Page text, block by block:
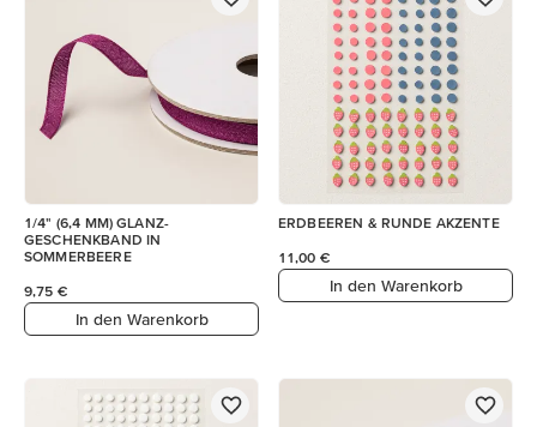
1/4" (6,4 MM) GLANZ-
GESCHENKBAND IN
SOMMERBEERE
9,75 €
In den Warenkorb
ERDBEEREN & RUNDE AKZENTE
11,00 €
In den Warenkorb